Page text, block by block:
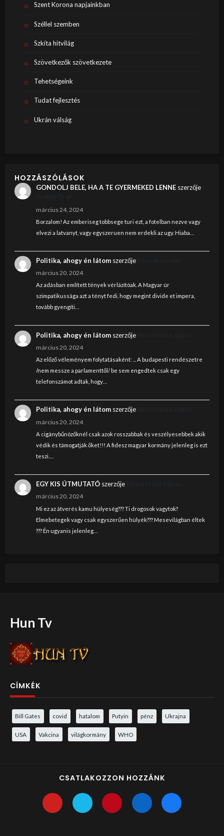
Szent Korona napjainkban
Széllel szemben
Szkíta hitvilág
Szövetkezők szövetkezete
Tehetségeink
Tudat fejlesztés
Ukrán válság
HOZZÁSZÓLÁSOK
GONDOLJ BELE, HA A TE GYERMEKED LENNEszerzője
március 24, 2024
Borzalom! Az emberiseg tobbsege turi ezt, a fotelban nezve vagy
elvezi a latvanyt, vagy egyszeruen nem erdekli az ugy. Hiaba…
Politika, ahogy én látomszerzője
március 20, 2024
Az adásban említett tények vérlázítóak. A Magyar úr
szimpatikussága azt a tényt fedi, hogy megint divide et impera,
tovább gyengíti…
Politika, ahogy én látomszerzője
március 20, 2024
Az előző véleményem folytatásaként: ... A budapesti rendészetre
/nem messze a parlamenttől/ be sem engedtek csak egy
telefonszámot adtak, hogy…
Politika, ahogy én látomszerzője
március 20, 2024
A cigánybűnözőknél csak azok rosszabbak és veszélyesebbek akik
védik és támogatják őket!!! A fidesz magyar kormány jelenleg is ezt
teszi.…
EGY KIS ÚTMUTATÓszerzője
március 20, 2024
Mi ez az átverés kamu hülyeség??? Ti drogosok vagytok?
Elmebetegek vagy csak egyszerűen hülyék??? Mesevilágban éltek
??? Én ugyanis jelenleg…
Hun Tv
CÍMKÉK
Bill Gates covid hatalom Putyin pénz Ukrajna
USA Vakcina világkormány WHO
CSATLAKOZZON HOZZÁNK